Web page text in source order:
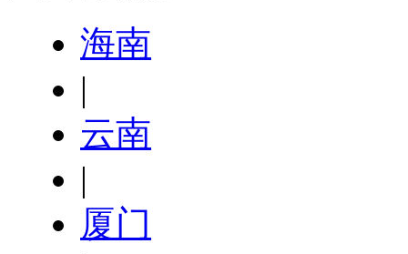
海南
|
云南
|
厦门